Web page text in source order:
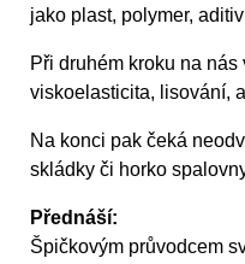
jako plast, polymer,
Při druhém kroku na
viskoelasticita, lisování,
Na konci pak čeká
skládky či horko
Přednáší:
Špičkovým průvodcem